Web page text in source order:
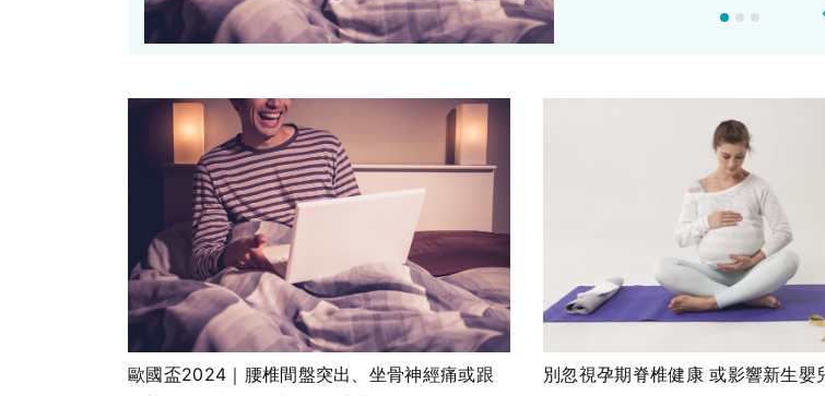
歐國盃2024｜腰椎間盤突出、坐骨神經痛或跟
別忽視孕期脊椎健康 或影響新生嬰